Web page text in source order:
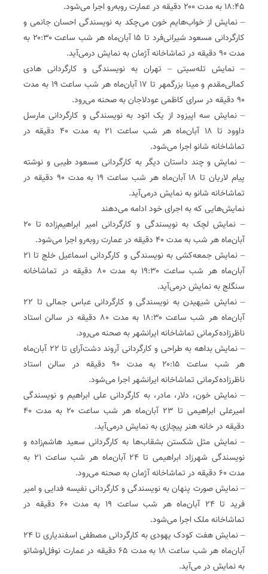
۱۸:۴۵ به مدت ۲۰۰ دقیقه در عمارت روبه‌رو اجرا می‌شود.
– نمایش از خواب‌هایم خون می‌چکد به نویسندگی احسان جانمی و
کارگردانی مسعود شیرانی‌فرد تا ۱۵ آبان‌ماه هر شب ساعت ۲۰:۳۰ به
مدت ۹۰ دقیقه در تماشاخانه آژمان به نمایش درمی‌آید.
– نمایش تله‌سیتی – تهران به نویسندگی و کارگردانی‌ هادی
کمالی‌مقدم و مینا بزرگمهر تا ۱۷ آبان‌ماه هر شب ساعت ۱۹ به مدت
۹۰ دقیقه در سرای کاظمی عودلاجان به صحنه می‌رود.
– نمایش سه اپیزود از یک اتود به نویسندگی و کارگردانی مارسل
داوود تا ۱۸ آبان‌ماه هر شب ساعت ۲۱ به مدت ۴۰ دقیقه در
تماشاخانه شانو اجرا می‌شود.
– نمایش و چند داستان دیگر به کارگردانی مسعود طیبی و نوشته
پیام لاریان تا ۱۸ آبان‌ماه هر شب ساعت ۱۹ به مدت ۹۰ دقیقه در
تماشاخانه شانو به نمایش درمی‌آید.
نمایش‌هایی که به اجرای خود ادامه می‌دهند
– نمایش لچک به نویسندگی و کارگردانی امیر ابراهیم‌زاده تا ۲۰
آبان‌ماه هر شب به مدت ۴۰ دقیقه در عمارت روبه‌رو اجرا می‌شود.
– نمایش جمعه‌کشی به نویسندگی و کارگردانی اسماعیل خلج تا ۲۱
آبان‌ماه هر شب ساعت ۱۹:۳۰ به مدت ۸۰ دقیقه در تماشاخانه
سنگلج به نمایش درمی‌آید.
– نمایش شیهیدن به نویسندگی و کارگردانی عباس جمالی تا ۲۲
آبان‌ماه هر شب ساعت ۱۸:۳۰ به مدت ۸۰ دقیقه در سالن استاد
ناظرزاده‌کرمانی تماشاخانه ایرانشهر به صحنه می‌رود.
– نمایش بداهه به طراحی و کارگردانی آروند دشت‌آرای تا ۲۲ آبان‌ماه
هر شب ساعت ۲۰:۱۵ به مدت ۹۰ دقیقه در سالن استاد
ناظرزاده‌کرمانی تماشاخانه ایرانشهر اجرا می‌شود.
– نمایش خون، دلار، مادر، به کارگردانی علی ابراهیم و نویسندگی
امیرعلی ابراهیمی تا ۲۳ آبان‌ماه هر شب ساعت ۲۰ به مدت ۴۰
دقیقه در خانه هنر پیچازی به نمایش درمی‌آید.
– نمایش مثل شکستن بشقاب‌ها به کارگردانی سعید ‌هاشم‌زاده و
نویسندگی شهرزاد ابراهیمی تا ۲۴ آبان‌ماه هر شب ساعت ۲۱ به
مدت ۶۰ دقیقه در تماشاخانه آژمان به صحنه می‌رود.
– نمایش صورت پنهان به نویسندگی و کارگردانی نفیسه فدایی و امیر
فرید تا ۲۴ آبان‌ماه هر شب ساعت ۱۹ به مدت ۶۰ دقیقه در
تماشاخانه ملک اجرا می‌شود.
– نمایش هفت کودک یهودی به کارگردانی مصطفی اسفندیاری تا ۲۴
آبان‌ماه هر شب ساعت ۱۸ به مدت ۶۵ دقیقه در عمارت نوفل‌لوشاتو
به نمایش در می‌آید.